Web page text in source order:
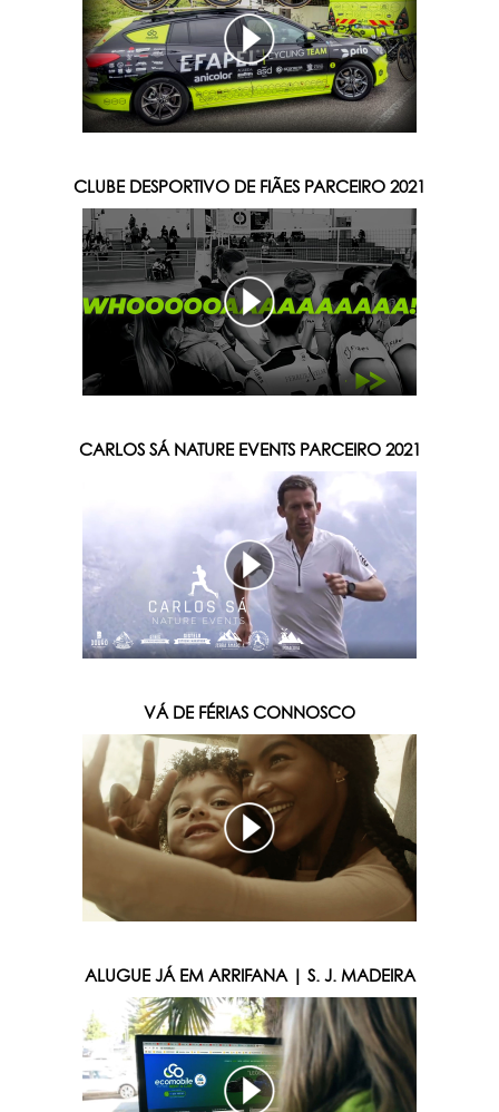
CLUBE DESPORTIVO DE FIÃES PARCEIRO 2021
CARLOS SÁ NATURE EVENTS PARCEIRO 2021
VÁ DE FÉRIAS CONNOSCO
ALUGUE JÁ EM ARRIFANA | S. J. MADEIRA